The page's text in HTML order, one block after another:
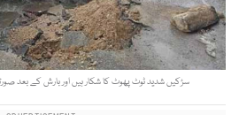
سڑکیں شدید ٹوٹ پھوٹ کا شکار ہیں اور بارش کے بعد